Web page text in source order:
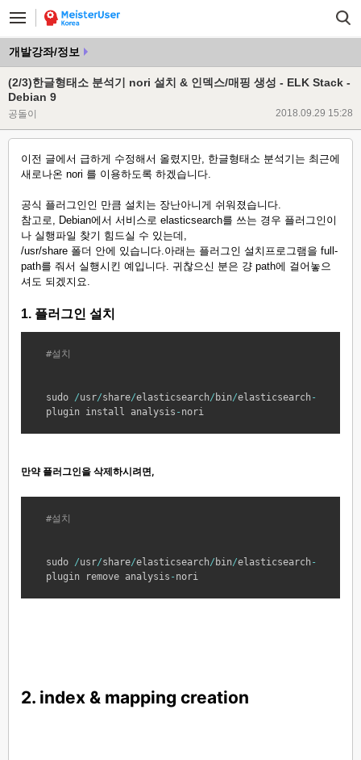
개발강좌/정보
(2/3)한글형태소 분석기 nori 설치 & 인덱스/매핑 생성 - ELK Stack -
Debian 9
공돌이 2018.09.29 15:28
이전 글에서 급하게 수정해서 올렸지만, 한글형태소 분석기는 최근에
새로나온 nori 를 이용하도록 하겠습니다.
공식 플러그인인 만큼 설치는 장난아니게 쉬워졌습니다.
참고로, Debian에서 서비스로 elasticsearch를 쓰는 경우 플러그인이
나 실행파일 찾기 힘드실 수 있는데,
/usr/share 폴더 안에 있습니다.아래는 플러그인 설치프로그램을 full-
path를 줘서 실행시킨 예입니다. 귀찮으신 분은 걍 path에 걸어놓으
셔도 되겠지요.
1. 플러그인 설치
#설 치
sudo /usr/share/elasticsearch/ bin/elasticsearch-
plugin install analysis - nori
만약 플러그인을 삭제하시려면,
#설 치
sudo /usr/share/elasticsearch/ bin/elasticsearch-
plugin
remove analysis - nori
2. index & mapping creation